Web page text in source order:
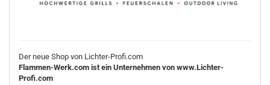
Der neue Shop von Lichter-Profi.com
Flammen-Werk.com ist ein Unternehmen von www.Lichter-
Profi.com